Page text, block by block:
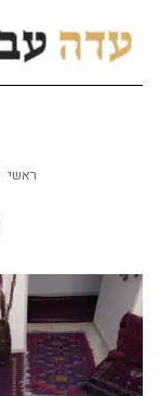
ראשי